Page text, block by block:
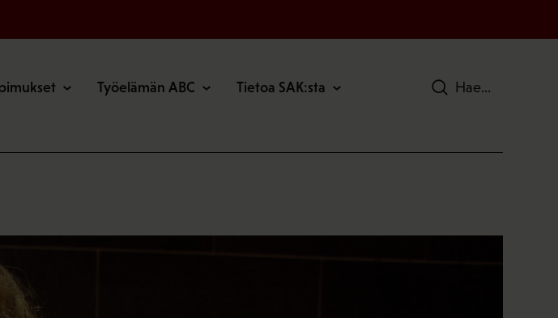
Työelämän ABC Tietoa SAK:sta Hae